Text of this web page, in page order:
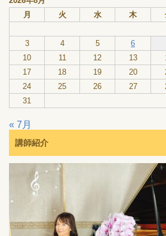
月
火 水 木
3
4 5 6
10
11 12 13
17
18 19 20
24
25 26 27
31
« 7月
講師紹介